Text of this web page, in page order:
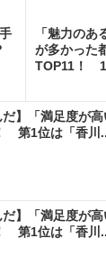
「魅力のあ
が多かった
TOP11！ 1
だ】「満足度が
第1位は「香川
だ】「満足度が
第1位は「香川